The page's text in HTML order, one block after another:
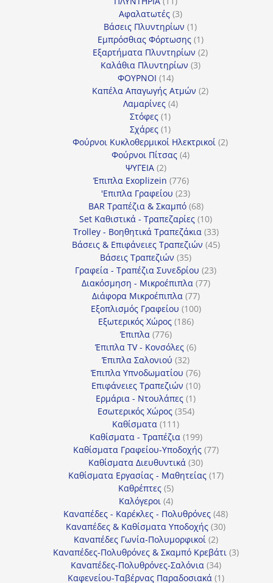
προϊόντα
Αφαλατωτές 33
προϊόντα
Βάσεις Πλυντηρίων 11
προϊόν
Εμπρόσθιας Φόρτωσης 11
προϊόν
Εξαρτήματα Πλυντηρίων 22
Καλάθια Πλυντηρίων 33
ΦΟΥΡΝΟΙ 1414
προϊόντα
Καπέλα Απαγωγής Ατμών 22
Λαμαρίνες 44
Στόφες 11
προϊόν
Σχάρες 11
προϊόν
Φούρνοι Κυκλοθερμικοί Ηλεκτρικοί 22
Φούρνοι Πίτσας 44
ΨΥΓΕΙΑ 22
προϊόντα
Έπιπλα Exoplizein 776776
προϊόντα
'Επιπλα Γραφείου 2323
προϊόντα
BAR Τραπέζια & Σκαμπό 6868
προϊόντα
Set Καθιστικά - Τραπεζαρίες 1010
προϊόντα
Trolley - Βοηθητικά Τραπεζάκια 3333
προϊόντα
Βάσεις & Επιφάνειες Τραπεζιών 4545
Βάσεις Τραπεζιών 3535
προϊόντα
Γραφεία - Τραπέζια Συνεδρίου 2323
Διακόσμηση - Μικροέπιπλα 7777
Διάφορα Μικροέπιπλα 7777
προϊόντα
Εξοπλισμός Γραφείου 100100
Εξωτερικός Χώρος 186186
Έπιπλα 776776
προϊόντα
Έπιπλα TV - Κονσόλες 66
Έπιπλα Σαλονιού 3232
προϊόντα
Έπιπλα Υπνοδωματίου 7676
προϊόντα
Επιφάνειες Τραπεζιών 1010
Ερμάρια - Ντουλάπες 11
προϊόν
Εσωτερικός Χώρος 354354
Καθίσματα 111111
προϊόντα
Καθίσματα - Τραπέζια 199199
προϊόντα
Καθίσματα Γραφείου-Υποδοχής 7777
Καθίσματα Διευθυντικά 3030
προϊόντα
Καθίσματα Εργασίας - Μαθητείας 1717
Καθρέπτες 55
προϊόντα
Καλόγεροι 44
προϊόντα
Καναπέδες - Καρέκλες - Πολυθρόνες 4848
προϊόντα
Καναπέδες & Καθίσματα Υποδοχής 3030
Καναπέδες Γωνία-Πολυμορφικοί 22
προϊόντα
Καναπέδες-Πολυθρόνες & Σκαμπό Κρεβάτι 33
Καναπέδες-Πολυθρόνες-Σαλόνια 3434
προϊόντα
Καφενείου-Ταβέρνας Παραδοσιακά 11